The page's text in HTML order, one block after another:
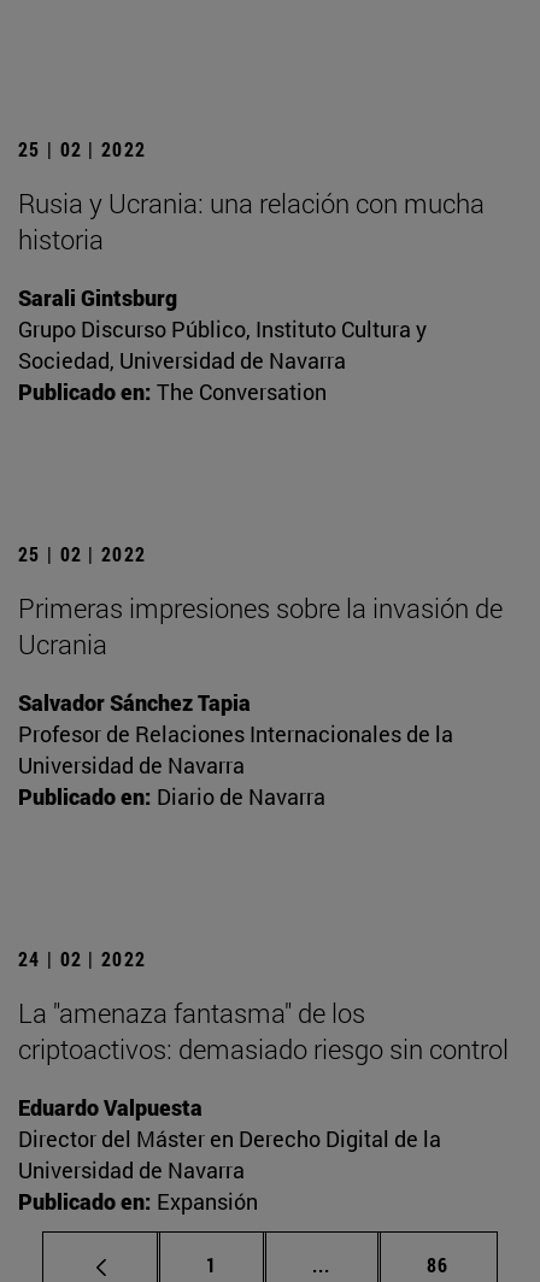
25 | 02 | 2022
Rusia y Ucrania: una relación con mucha
historia
Sarali Gintsburg
Grupo Discurso Público, Instituto Cultura y
Sociedad, Universidad de Navarra
Publicado en: The Conversation
25 | 02 | 2022
Primeras impresiones sobre la invasión de
Ucrania
Salvador Sánchez Tapia
Profesor de Relaciones Internacionales de la
Universidad de Navarra
Publicado en: Diario de Navarra
24 | 02 | 2022
La "amenaza fantasma" de los
criptoactivos: demasiado riesgo sin control
Eduardo Valpuesta
Director del Máster en Derecho Digital de la
Universidad de Navarra
Publicado en: Expansión
Página
1 ... Páginas intermedias
Página
86